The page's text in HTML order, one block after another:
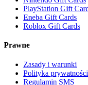
PlayStation Gift
Eneba Gift Cards
Roblox Gift Cards
Prawne
Zasady i warunki
Polityka prywatności
Regulamin SMS